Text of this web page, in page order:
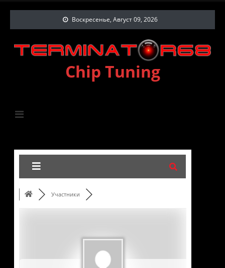
Воскресенье, Август 09, 2026
Chip Tuning
Участники